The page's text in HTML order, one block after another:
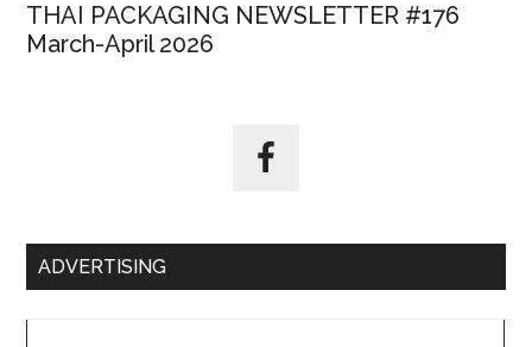
THAI PACKAGING NEWSLETTER #176
March-April 2026
ADVERTISING